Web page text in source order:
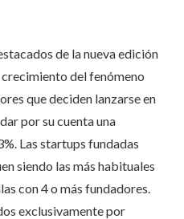
de la nueva edición
del fenómeno
que deciden lanzarse en
por su cuenta una
Las startups fundadas
siendo las más habituales
con 4 o más fundadores.
exclusivamente por